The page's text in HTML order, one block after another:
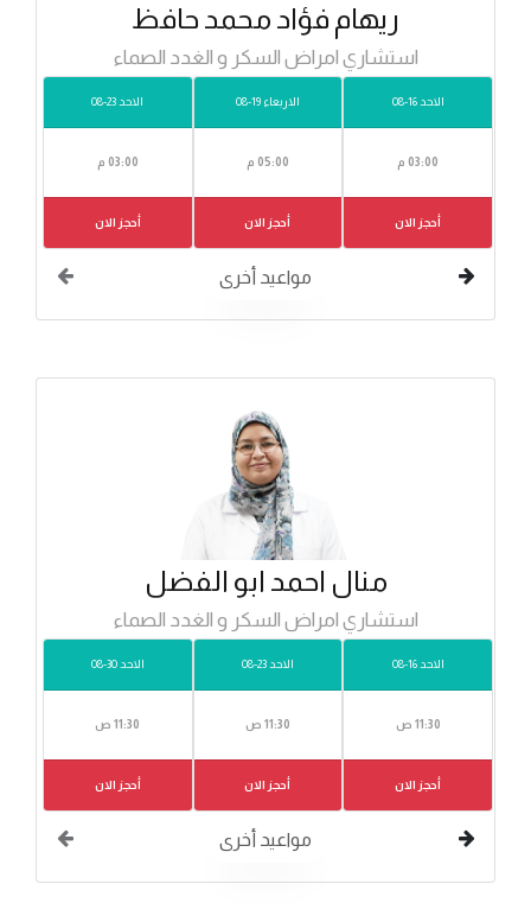
ريهام فؤاد محمد حافظ
استشاري امراض السكر و الغدد الصماء
الاحد 16-08
03:00 م
أحجز الان
الاربعاء 19-08
05:00 م
أحجز الان
الاحد 23-08
03:00 م
أحجز الان
مواعيد أخرى
منال احمد ابو الفضل
استشاري امراض السكر و الغدد الصماء
الاحد 16-08
11:30 ص
أحجز الان
الاحد 23-08
11:30 ص
أحجز الان
الاحد 30-08
11:30 ص
أحجز الان
مواعيد أخرى